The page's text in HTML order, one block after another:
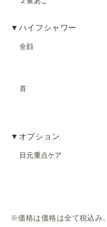
▼ハイフシャワー
全顔
首
▼オプション
目元重点ケア
※価格は価格は全て税込み。